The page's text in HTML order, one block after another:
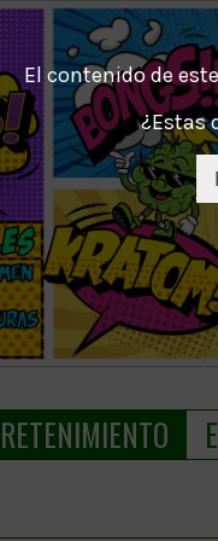
El contenido de
¿Estas